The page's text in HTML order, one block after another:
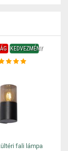
KEDVEZMÉNY
fali lámpa